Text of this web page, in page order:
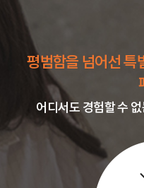
평범함을 넘어선 특
어디서도 경험할 수